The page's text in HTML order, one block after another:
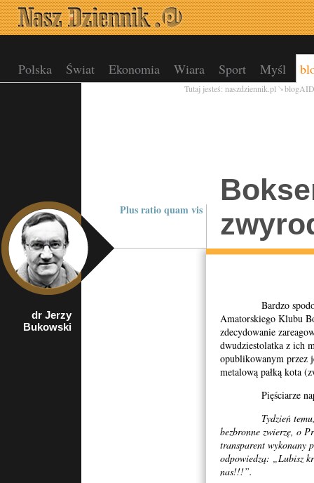
Polska Świat Ekonomia Wiara Sport Myśl
Tutaj jesteś: naszdziennik.pl blogAID
Plus ratio quam vis
dr Jerzy
Bukowski
Bardzo
Amatorskiego Klubu
zdecydowanie
dwudziestolatka z ich
opublikowanym przez
metalową pałką kota
Pięściarze
Tydzień
bezbronne zwierzę, o
transparent wykonany
odpowiedzą: „Lubisz
nas!!!”.